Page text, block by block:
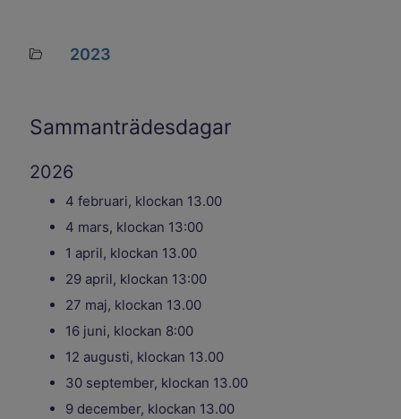
Mapp 2023
Sammanträdesdagar
2026
4 februari, klockan 13.00
4 mars, klockan 13:00
1 april, klockan 13.00
29 april, klockan 13:00
27 maj, klockan 13.00
16 juni, klockan 8:00
12 augusti, klockan 13.00
30 september, klockan 13.00
9 december, klockan 13.00